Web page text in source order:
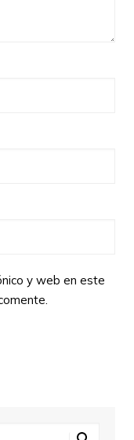
y web en este